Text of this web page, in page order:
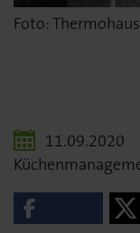
Foto:
11.09.2020